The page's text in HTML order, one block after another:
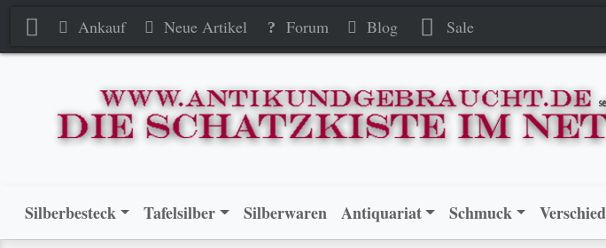
Ankauf Neue Artikel Forum Blog Sale
Silberbesteck Tafelsilber Silberwaren Antiquariat Schmuck
3 Platzdeckchen Piroschka Rote Variante
3 Platzdeckchen Piroschka Rote Variante